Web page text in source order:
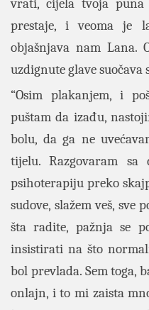
vrati, cijela tvoja
prestaje, i veoma je
objašnjava nam Lana.
uzdignute glave suočava
“Osim plakanjem, i
puštam da izađu,
bolu, da ga ne
tijelu. Razgovaram sa
psihoterapiju preko
sudove, slažem veš,
šta radite, pažnja se
insistirati na što
bol prevlada. Sem toga,
onlajn, i to mi zaista